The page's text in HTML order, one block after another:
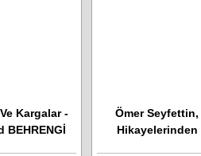
Kargalar -
BEHRENGİ
Ömer Seyfettin,
Hikayelerinden